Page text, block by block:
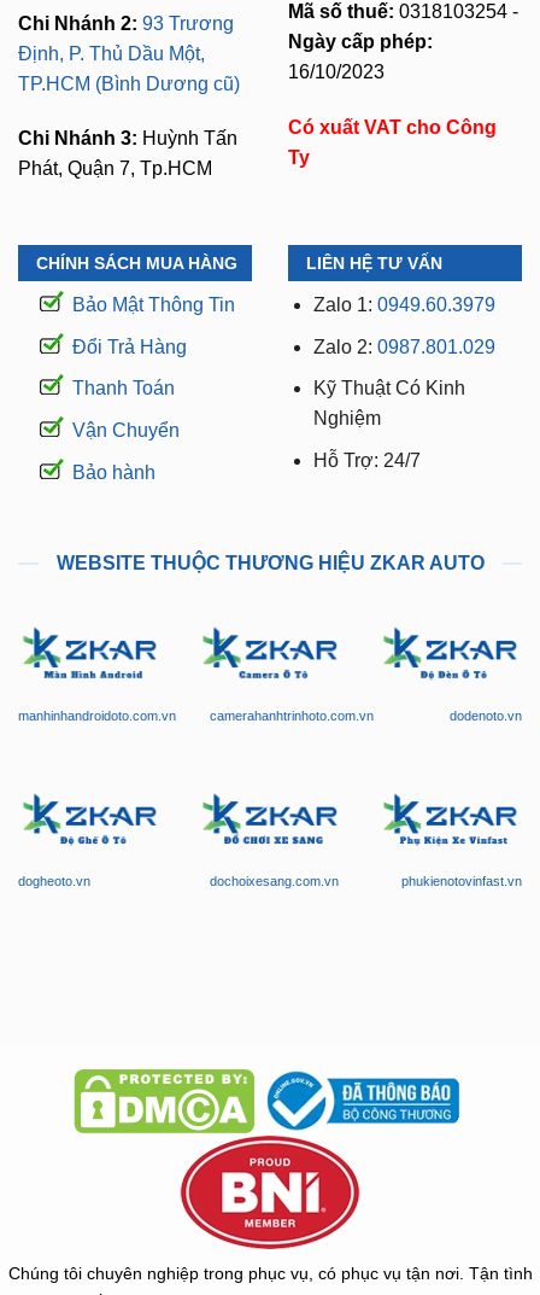
Chi Nhánh 2: 93 Trương
Định, P. Thủ Dầu Một,
TP.HCM (Bình Dương cũ)
Chi Nhánh 3: Huỳnh Tấn
Phát, Quận 7, Tp.HCM
Mã số thuế: 0318103254 -
Ngày cấp phép:
16/10/2023
Có xuất VAT cho Công
Ty
CHÍNH SÁCH MUA HÀNG
Bảo Mật Thông Tin
Đổi Trả Hàng
Thanh Toán
Vận Chuyển
Bảo hành
LIÊN HỆ TƯ VẤN
Zalo 1: 0949.60.3979
Zalo 2: 0987.801.029
Kỹ Thuật Có Kinh
Nghiệm
Hỗ Trợ: 24/7
WEBSITE THUỘC THƯƠNG HIỆU ZKAR AUTO
manhinhandroidoto.com.vn camerahanhtrinhoto.com.vn dodenoto.vn
dogheoto.vn dochoixesang.com.vn phukienotovinfast.vn
Chúng tôi chuyên nghiệp trong phục vụ, có phục vụ tận nơi. Tận tình